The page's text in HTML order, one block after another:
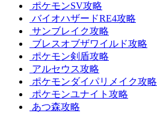
ポケモンSV攻略
バイオハザードRE4攻略
サンブレイク攻略
ブレスオブザワイルド攻略
ポケモン剣盾攻略
アルセウス攻略
ポケモンダイパリメイク攻略
ポケモンユナイト攻略
あつ森攻略